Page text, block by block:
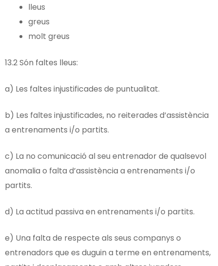
lleus
greus
molt greus
13.2 Són faltes lleus:
a) Les faltes injustificades de puntualitat.
b) Les faltes injustificades, no reiterades d’assistència
a entrenaments i/o partits.
c) La no comunicació al seu entrenador de qualsevol
anomalia o falta d’assistència a entrenaments i/o
partits.
d) La actitud passiva en entrenaments i/o partits.
e) Una falta de respecte als seus companys o
entrenadors que es duguin a terme en entrenaments,